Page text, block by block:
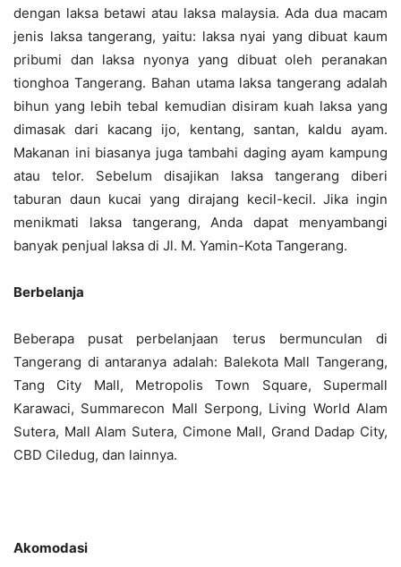
dengan laksa betawi atau laksa malaysia. Ada dua macam
jenis laksa tangerang, yaitu: laksa nyai yang dibuat kaum
pribumi dan laksa nyonya yang dibuat oleh peranakan
tionghoa Tangerang. Bahan utama laksa tangerang adalah
bihun yang lebih tebal kemudian disiram kuah laksa yang
dimasak dari kacang ijo, kentang, santan, kaldu ayam.
Makanan ini biasanya juga tambahi daging ayam kampung
atau telor. Sebelum disajikan laksa tangerang diberi
taburan daun kucai yang dirajang kecil-kecil. Jika ingin
menikmati laksa tangerang, Anda dapat menyambangi
banyak penjual laksa di Jl. M. Yamin-Kota Tangerang.
Berbelanja
Beberapa pusat perbelanjaan terus bermunculan di
Tangerang di antaranya adalah: Balekota Mall Tangerang,
Tang City Mall, Metropolis Town Square, Supermall
Karawaci, Summarecon Mall Serpong, Living World Alam
Sutera, Mall Alam Sutera, Cimone Mall, Grand Dadap City,
CBD Ciledug, dan lainnya.
Akomodasi